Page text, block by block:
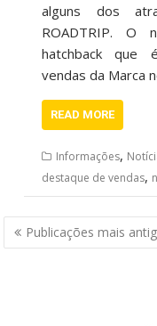
alguns dos
ROADTRIP. O
hatchback que
vendas da Marca
READ MORE
Informações,
destaque de vendas,
Navegação
por
Publicações mais